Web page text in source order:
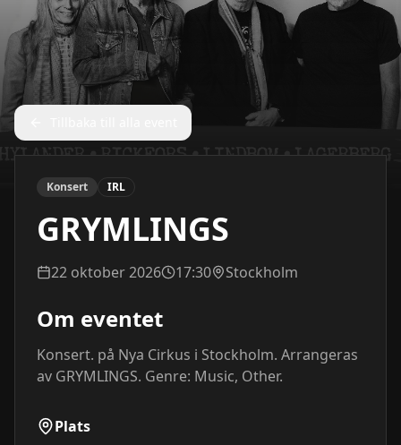
Konsert IRL
GRYMLINGS
22 oktober 2026 17:30 Stockholm
Om eventet
Konsert. på Nya Cirkus i Stockholm. Arrangeras
av GRYMLINGS. Genre: Music, Other.
Plats